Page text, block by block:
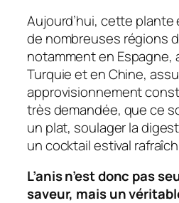
Aujourd’hui, cette
de nombreuses régions
notamment en Espagne,
Turquie et en Chine,
approvisionnement
très demandée, que ce
un plat, soulager la
un cocktail estival
L’anis n’est donc pas
saveur, mais un